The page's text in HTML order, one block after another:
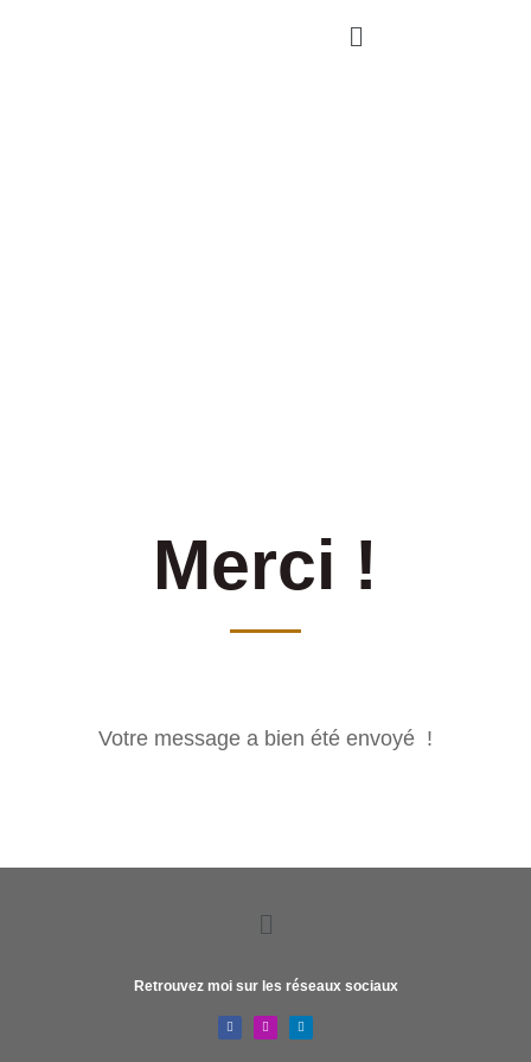
Merci !
Votre message a bien été envoyé !
Retrouvez moi sur les réseaux sociaux